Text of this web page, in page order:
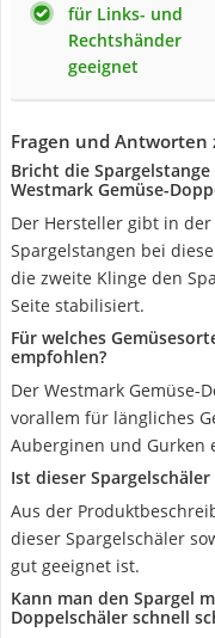
für Links- und
Rechtshänder
geeignet
Fragen und Antworten
Bricht die
Westmark Gemüse-
Der Hersteller gibt in
Spargelstangen bei
die zweite Klinge den
Seite stabilisiert.
Für welches
empfohlen?
Der Westmark Gemüse-
vorallem für längliches
Auberginen und Gurken
Ist dieser
Aus der
dieser Spargelschäler
gut geeignet ist.
Kann man den Spargel
Doppelschäler schnell